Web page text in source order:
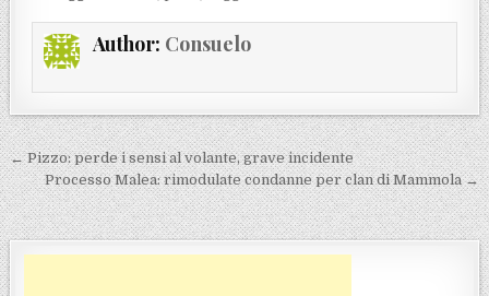
Author: Consuelo
Navigazione articoli
← Pizzo: perde i sensi al volante, grave incidente
Processo Malea: rimodulate condanne per clan di Mammola →